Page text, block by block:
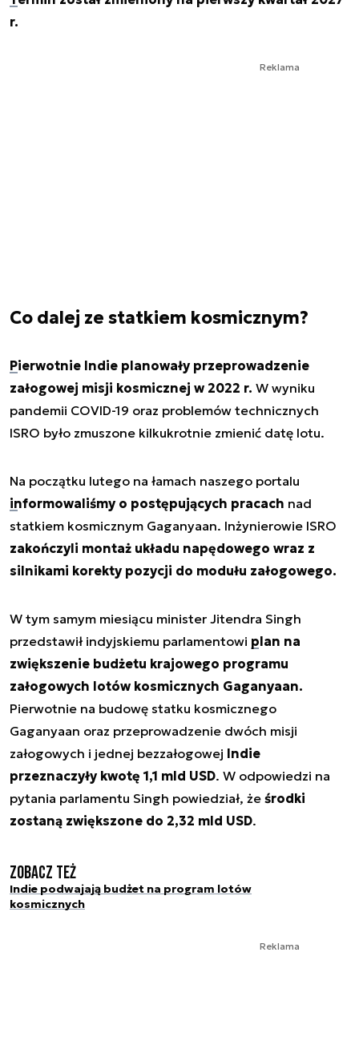
r.
Reklama
Co dalej ze statkiem kosmicznym?
Pierwotnie Indie planowały przeprowadzenie
załogowej misji kosmicznej w 2022 r. W wyniku
pandemii COVID-19 oraz problemów technicznych
ISRO było zmuszone kilkukrotnie zmienić datę lotu.
Na początku lutego na łamach naszego portalu
informowaliśmy o postępujących pracach nad
statkiem kosmicznym Gaganyaan. Inżynierowie ISRO
zakończyli montaż układu napędowego wraz z
silnikami korekty pozycji do modułu załogowego.
W tym samym miesiącu minister Jitendra Singh
przedstawił indyjskiemu parlamentowi plan na
zwiększenie budżetu krajowego programu
załogowych lotów kosmicznych Gaganyaan.
Pierwotnie na budowę statku kosmicznego
Gaganyaan oraz przeprowadzenie dwóch misji
załogowych i jednej bezzałogowej Indie
przeznaczyły kwotę 1,1 mld USD. W odpowiedzi na
pytania parlamentu Singh powiedział, że środki
zostaną zwiększone do 2,32 mld USD.
Zobacz też
Indie podwajają budżet na program lotów
kosmicznych
Reklama